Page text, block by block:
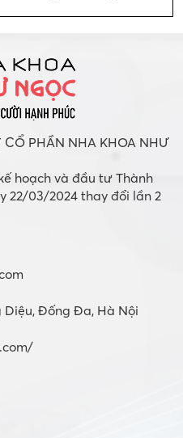
PHẦN NHA KHOA NHƯ
hoạch và đầu tư Thành
22/03/2024 thay đổi lần 2
Diệu, Đống Đa, Hà Nội